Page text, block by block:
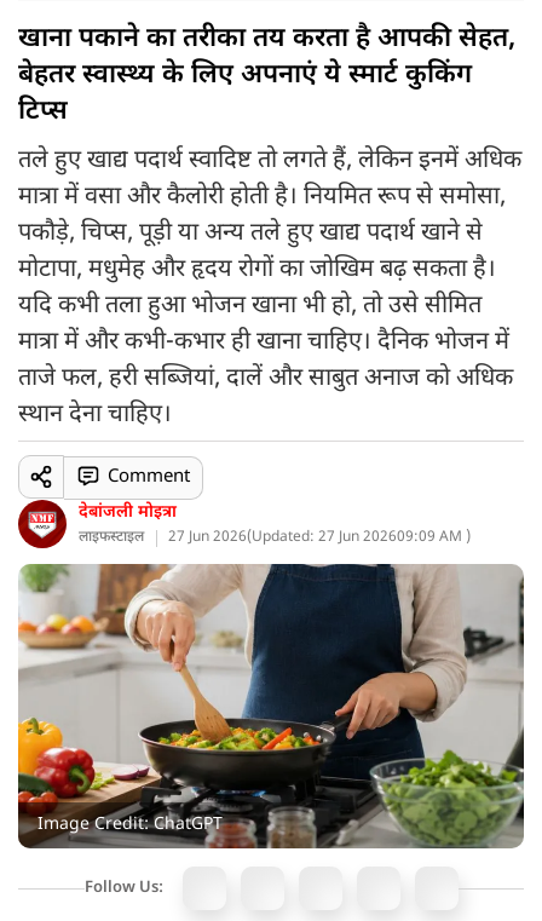
खाना पकाने का तरीका तय करता है आपकी सेहत,
बेहतर स्वास्थ्य के लिए अपनाएं ये स्मार्ट कुकिंग
टिप्स
तले हुए खाद्य पदार्थ स्वादिष्ट तो लगते हैं, लेकिन इनमें अधिक
मात्रा में वसा और कैलोरी होती है। नियमित रूप से समोसा,
पकौड़े, चिप्स, पूड़ी या अन्य तले हुए खाद्य पदार्थ खाने से
मोटापा, मधुमेह और हृदय रोगों का जोखिम बढ़ सकता है।
यदि कभी तला हुआ भोजन खाना भी हो, तो उसे सीमित
मात्रा में और कभी-कभार ही खाना चाहिए। दैनिक भोजन में
ताजे फल, हरी सब्जियां, दालें और साबुत अनाज को अधिक
स्थान देना चाहिए।
देबांजली मोइत्रा
लाइफस्टाइल 27 Jun 2026(Updated: 27 Jun 202609:09 AM )
Comment
Image Credit: ChatGPT
Follow Us: